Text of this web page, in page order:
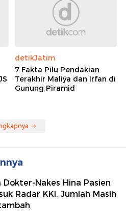
detikJatim
7 Fakta Pilu Pendakian
Terakhir Maliya dan Irfan di
Gunung Piramid
Dokter-Nakes Hina Pasien
Radar KKI, Jumlah Masih